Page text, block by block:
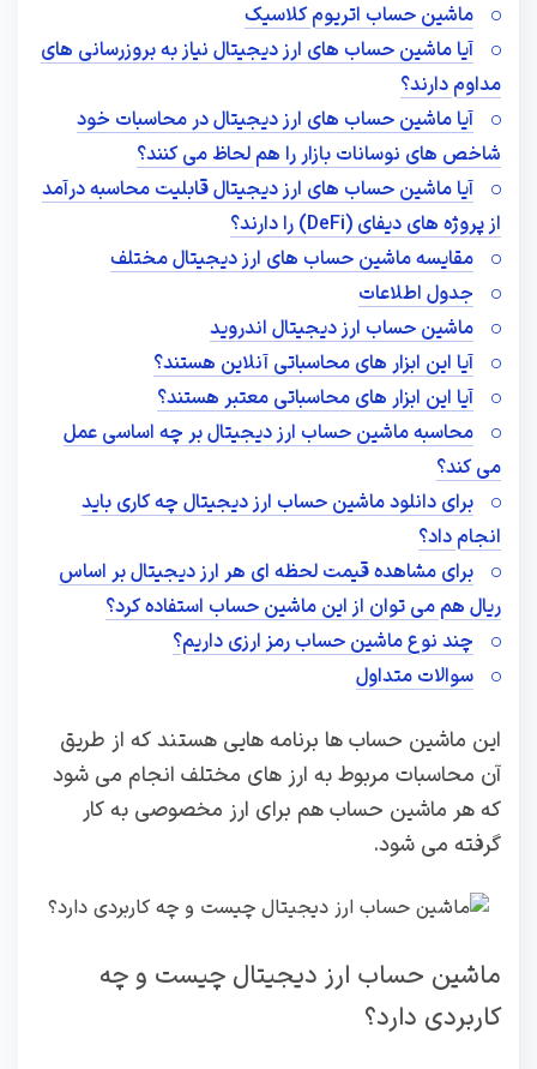
ماشین حساب اتریوم کلاسیک
آیا ماشین‌ حساب‌ های ارز دیجیتال نیاز به بروزرسانی‌ های
مداوم دارند؟
آیا ماشین‌ حساب‌ های ارز دیجیتال در محاسبات خود
شاخص‌ های نوسانات بازار را هم لحاظ می‌ کنند؟
آیا ماشین‌ حساب‌ های ارز دیجیتال قابلیت محاسبه درآمد
از پروژه‌ های دیفای (DeFi) را دارند؟
مقایسه ماشین‌ حساب‌ های ارز دیجیتال مختلف
جدول اطلاعات
ماشین حساب ارز دیجیتال اندروید
آیا این ابزار های محاسباتی آنلاین هستند؟
آیا این ابزار های محاسباتی معتبر هستند؟
محاسبه ماشین حساب ارز دیجیتال بر چه اساسی عمل
می کند؟
برای دانلود ماشین حساب ارز دیجیتال چه کاری باید
انجام داد؟
برای مشاهده قیمت لحظه ای هر ارز دیجیتال بر اساس
ریال هم می توان از این ماشین حساب استفاده کرد؟
چند نوع ماشین حساب رمز ارزی داریم؟
سوالات متداول
این ماشین حساب ها برنامه هایی هستند که از طریق
آن محاسبات مربوط به ارز های مختلف انجام می شود
که هر ماشین حساب هم برای ارز مخصوصی به کار
گرفته می شود.
ماشین حساب ارز دیجیتال چیست و چه
کاربردی دارد؟